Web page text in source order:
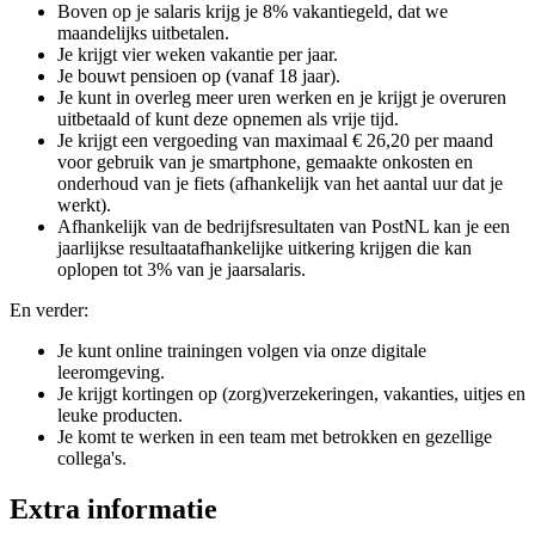
Boven op je salaris krijg je 8% vakantiegeld, dat we
maandelijks uitbetalen.
Je krijgt vier weken vakantie per jaar.
Je bouwt pensioen op (vanaf 18 jaar).
Je kunt in overleg meer uren werken en je krijgt je overuren
uitbetaald of kunt deze opnemen als vrije tijd.
Je krijgt een vergoeding van maximaal € 26,20 per maand
voor gebruik van je smartphone, gemaakte onkosten en
onderhoud van je fiets (afhankelijk van het aantal uur dat je
werkt).
Afhankelijk van de bedrijfsresultaten van PostNL kan je een
jaarlijkse resultaatafhankelijke uitkering krijgen die kan
oplopen tot 3% van je jaarsalaris.
En verder:
Je kunt online trainingen volgen via onze digitale
leeromgeving.
Je krijgt kortingen op (zorg)verzekeringen, vakanties, uitjes en
leuke producten.
Je komt te werken in een team met betrokken en gezellige
collega's.
Extra informatie